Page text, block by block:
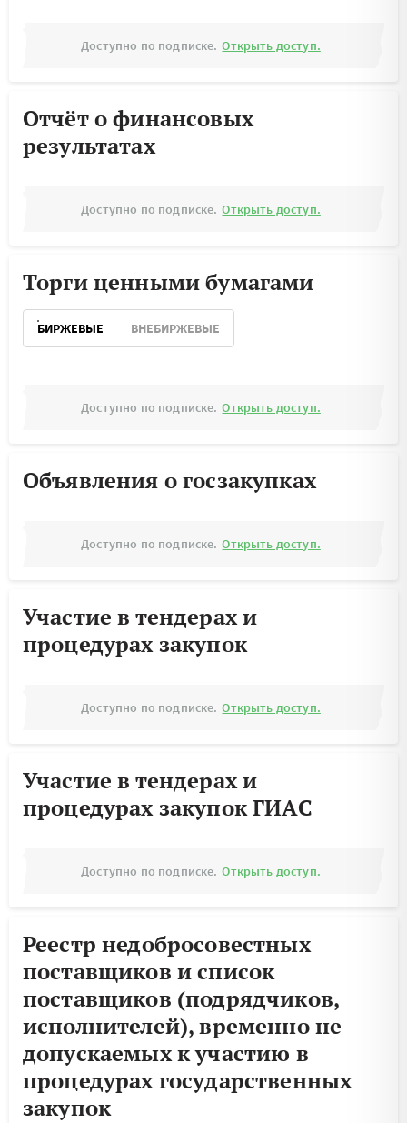
Доступно по подписке. Открыть доступ.
Отчёт о финансовых
результатах
Доступно по подписке. Открыть доступ.
Торги ценными бумагами
БИРЖЕВЫЕ ВНЕБИРЖЕВЫЕ
Доступно по подписке. Открыть доступ.
Объявления о госзакупках
Доступно по подписке. Открыть доступ.
Участие в тендерах и
процедурах закупок
Доступно по подписке. Открыть доступ.
Участие в тендерах и
процедурах закупок ГИАС
Доступно по подписке. Открыть доступ.
Реестр недобросовестных
поставщиков и список
поставщиков (подрядчиков,
исполнителей), временно не
допускаемых к участию в
процедурах государственных
закупок